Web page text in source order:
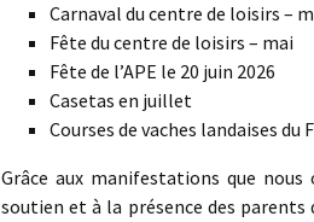
Carnaval du centre de loisirs –
Fête du centre de loisirs – mai
Fête de l’APE le 20 juin 2026
Casetas en juillet
Courses de vaches landaises du
Grâce aux manifestations que
soutien et à la présence des